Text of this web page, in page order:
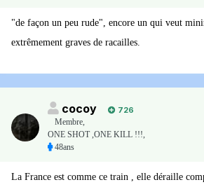
"de façon un peu rude", encore un qui veut
extrêmement graves de racailles.
cocoy
726
Membre,
ONE SHOT ,ONE KILL !!!,
48ans
La France est comme ce train , elle déraille